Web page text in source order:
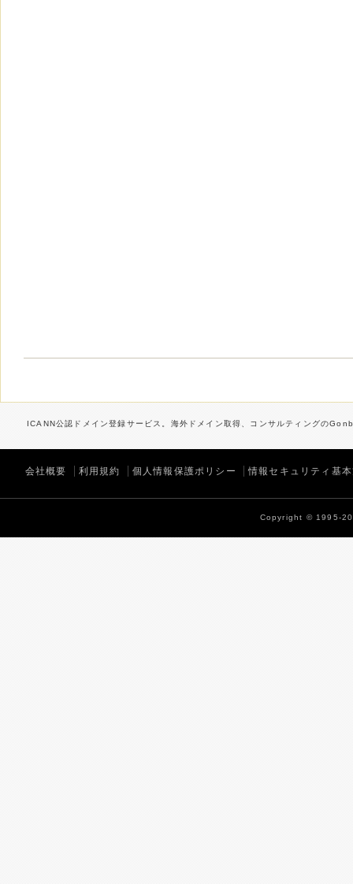
ICANN公認ドメイン登録サービス。海外ドメイン取得、コンサルティングの
会社概要 利用規約 個人情報保護ポリシー 情報セキュリティ基
Copyright © 1995-